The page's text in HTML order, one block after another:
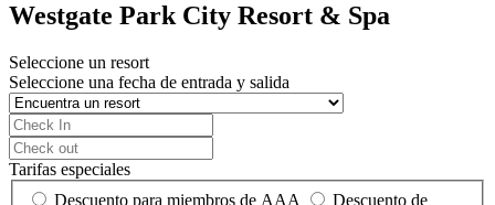
Westgate Park City Resort & Spa
Seleccione un resort
Seleccione una fecha de entrada y salida
Tarifas especiales
Descuento para miembros de AAA
Descuento de